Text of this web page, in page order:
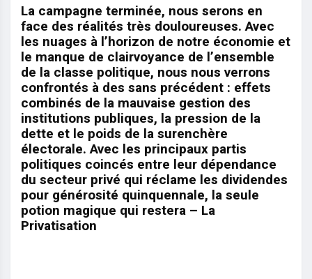
La campagne terminée, nous serons en
face des réalités très douloureuses. Avec
les nuages à l’horizon de notre économie et
le manque de clairvoyance de l’ensemble
de la classe politique, nous nous verrons
confrontés à des sans précédent : effets
combinés de la mauvaise gestion des
institutions publiques, la pression de la
dette et le poids de la surenchère
électorale. Avec les principaux partis
politiques coincés entre leur dépendance
du secteur privé qui réclame les dividendes
pour générosité quinquennale, la seule
potion magique qui restera – La
Privatisation